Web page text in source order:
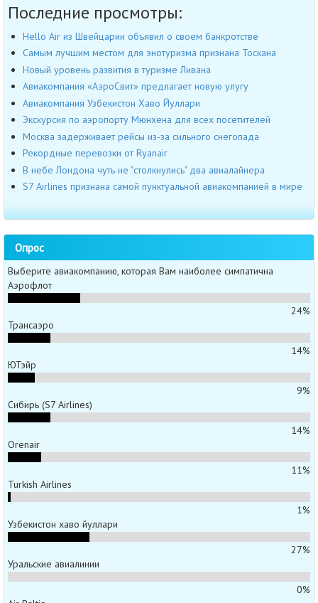
Последние просмотры:
Hello Air из Швейцарии объявил о своем банкротстве
Самым лучшим местом для энотуризма признана Тоскана
Новый уровень развития в туризме Ливана
Авиакомпания «АэроСвит» предлагает новую улугу
Авиакомпания Узбекистон Хаво Йуллари
Экскурсия по аэропорту Мюнхена для всех посетителей
Москва задерживает рейсы из-за сильного снегопада
Рекордные перевозки от Ryanair
В небе Лондона чуть не "столкнулись" два авиалайнера
S7 Airlines признана самой пунктуальной авиакомпанией в мире
Опрос
Выберите авиакомпанию, которая Вам наиболее симпатична
Аэрофлот
24%
Трансаэро
14%
ЮТэйр
9%
Сибирь (S7 Airlines)
14%
Orenair
11%
Turkish Airlines
1%
Узбекистон хаво йуллари
27%
Уральские авиалинии
0%